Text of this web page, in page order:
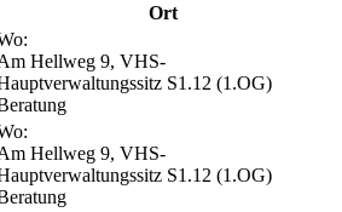
Ort
Hellweg 9, VHS-
S1.12 (1.OG)
Hellweg 9, VHS-
S1.12 (1.OG)